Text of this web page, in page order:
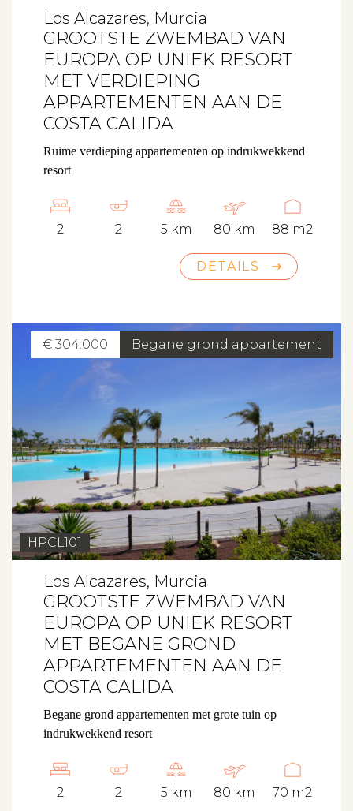
Los Alcazares, Murcia
GROOTSTE ZWEMBAD VAN
EUROPA OP UNIEK RESORT
MET VERDIEPING
APPARTEMENTEN AAN DE
COSTA CALIDA
Ruime verdieping appartementen op indrukwekkend
resort
2 2 5 km 80 km 88 m2
DETAILS
Begane grond appartement
€ 304.000
HPCL101
Los Alcazares, Murcia
GROOTSTE ZWEMBAD VAN
EUROPA OP UNIEK RESORT
MET BEGANE GROND
APPARTEMENTEN AAN DE
COSTA CALIDA
Begane grond appartementen met grote tuin op
indrukwekkend resort
2 2 5 km 80 km 70 m2